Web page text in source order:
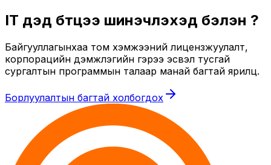
IT дэд бүтцээ шинэчлэхэд бэлэн үү?
Байгууллагынхаа том хэмжээний лицензжуулалт,
корпорацийн дэмжлэгийн гэрээ эсвэл тусгай
сургалтын программын талаар манай багтай ярилц.
Борлуулалтын багтай холбогдох